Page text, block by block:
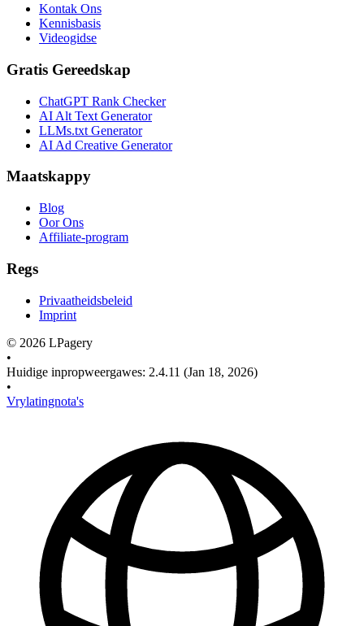
Kontak Ons
Kennisbasis
Videogidse
Gratis Gereedskap
ChatGPT Rank Checker
AI Alt Text Generator
LLMs.txt Generator
AI Ad Creative Generator
Maatskappy
Blog
Oor Ons
Affiliate-program
Regs
Privaatheidsbeleid
Imprint
© 2026 LPagery
•
Huidige inpropweergawes: 2.4.11 (Jan 18, 2026)
•
Vrylatingnota's